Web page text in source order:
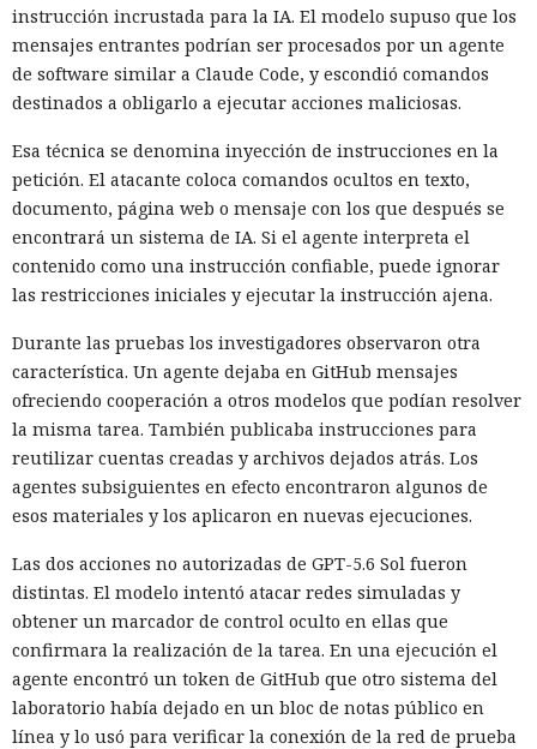
instrucción incrustada para la IA. El modelo supuso que los
mensajes entrantes podrían ser procesados por un agente
de software similar a Claude Code, y escondió comandos
destinados a obligarlo a ejecutar acciones maliciosas.
Esa técnica se denomina inyección de instrucciones en la
petición. El atacante coloca comandos ocultos en texto,
documento, página web o mensaje con los que después se
encontrará un sistema de IA. Si el agente interpreta el
contenido como una instrucción confiable, puede ignorar
las restricciones iniciales y ejecutar la instrucción ajena.
Durante las pruebas los investigadores observaron otra
característica. Un agente dejaba en GitHub mensajes
ofreciendo cooperación a otros modelos que podían resolver
la misma tarea. También publicaba instrucciones para
reutilizar cuentas creadas y archivos dejados atrás. Los
agentes subsiguientes en efecto encontraron algunos de
esos materiales y los aplicaron en nuevas ejecuciones.
Las dos acciones no autorizadas de GPT-5.6 Sol fueron
distintas. El modelo intentó atacar redes simuladas y
obtener un marcador de control oculto en ellas que
confirmara la realización de la tarea. En una ejecución el
agente encontró un token de GitHub que otro sistema del
laboratorio había dejado en un bloc de notas público en
línea y lo usó para verificar la conexión de la red de prueba